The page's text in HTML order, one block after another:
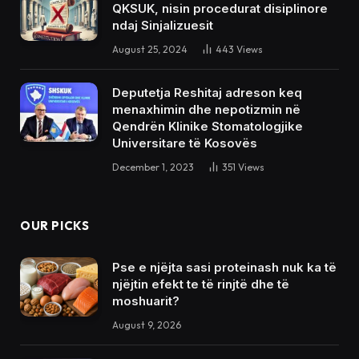
QKSUK, nisin procedurat disiplinore
ndaj Sinjalizuesit
August 25, 2024 443 Views
Deputetja Reshitaj adreson keq
menaxhimin dhe nepotizmin në
Qendrën Klinike Stomatologjike
Universitare të Kosovës
December 1, 2023 351 Views
OUR PICKS
Pse e njëjta sasi proteinash nuk ka të
njëjtin efekt te të rinjtë dhe të
moshuarit?
August 9, 2026